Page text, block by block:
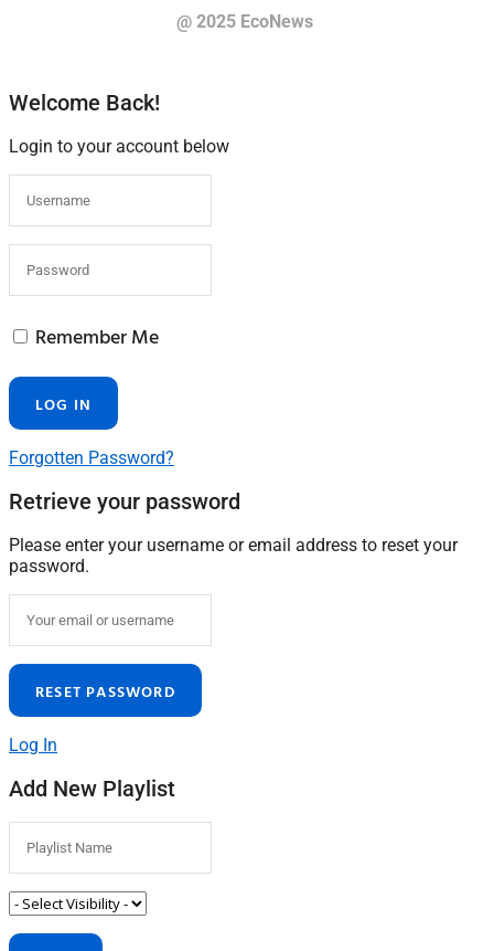
@ 2025 EcoNews
Welcome Back!
Login to your account below
Remember Me
Forgotten Password?
Retrieve your password
Please enter your username or email address to reset your
password.
Log In
Add New Playlist